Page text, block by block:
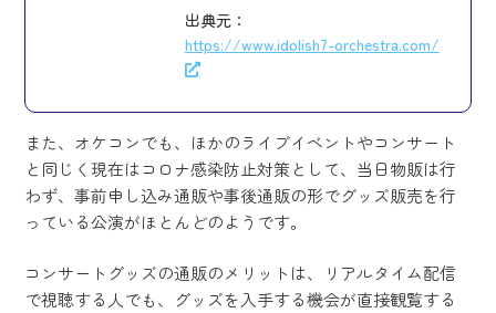
出典元：
https://www.idolish7-orchestra.com/
また、オケコンでも、ほかのライブイベントやコンサート
と同じく現在はコロナ感染防止対策として、当日物販は行
わず、事前申し込み通販や事後通販の形でグッズ販売を行
っている公演がほとんどのようです。
コンサートグッズの通販のメリットは、リアルタイム配信
で視聴する人でも、グッズを入手する機会が直接観覧する